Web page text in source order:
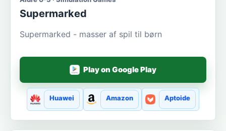
Supermarked
Supermarked - masser af spil til børn
Play on Google Play
Huawei Amazon Aptoide